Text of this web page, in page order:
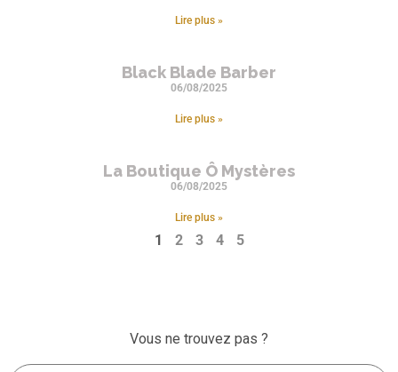
Lire plus »
Black Blade Barber
06/08/2025
Lire plus »
La Boutique Ô Mystères
06/08/2025
Lire plus »
1 2 3 4 5
Vous ne trouvez pas ?